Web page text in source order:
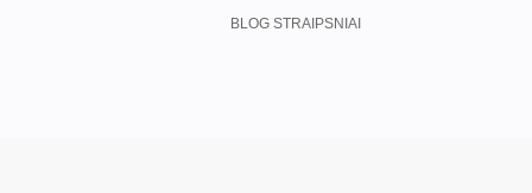
BLOG STRAIPSNIAI